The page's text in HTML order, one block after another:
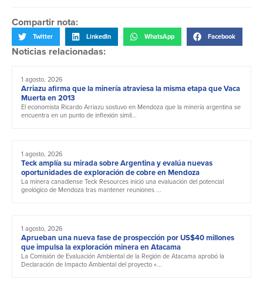
Compartir nota:
Twitter LinkedIn WhatsApp Facebook
Noticias relacionadas:
1 agosto, 2026
Arriazu afirma que la minería atraviesa la misma etapa que Vaca
Muerta en 2013
El economista Ricardo Arriazu sostuvo en Mendoza que la minería argentina se
encuentra en un punto de inflexión simil...
1 agosto, 2026
Teck amplía su mirada sobre Argentina y evalúa nuevas
oportunidades de exploración de cobre en Mendoza
La minera canadiense Teck Resources inició una evaluación del potencial
geológico de Mendoza tras mantener reuniones ...
1 agosto, 2026
Aprueban una nueva fase de prospección por US$40 millones
que impulsa la exploración minera en Atacama
La Comisión de Evaluación Ambiental de la Región de Atacama aprobó la
Declaración de Impacto Ambiental del proyecto «...